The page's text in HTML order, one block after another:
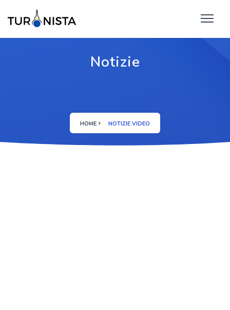
Notizie
HOME NOTIZIE VIDEO